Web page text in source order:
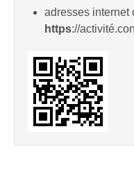
adresses internet
https://